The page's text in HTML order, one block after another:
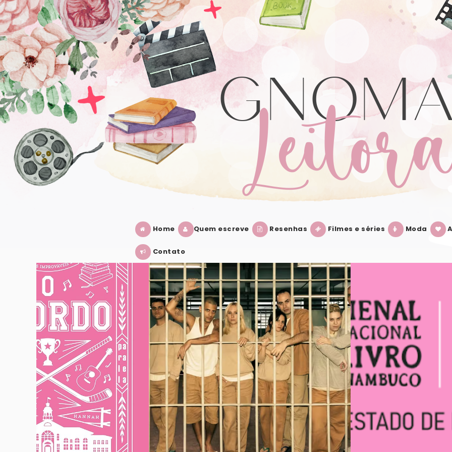
Home Quem escreve Resenhas Filmes e séries Moda
Contato
TREMEMBÉ: O QUE ACHEI DA SÉRIE?
VER POST
BIENAL INTERNACIONAL DO LIVRO DE
VER POST